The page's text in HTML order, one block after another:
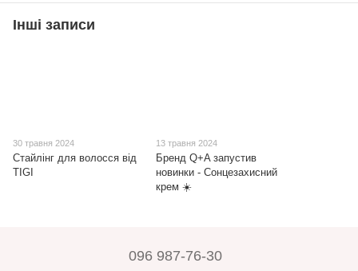
Інші записи
30 травня 2024
Стайлінг для волосся від
TIGI
13 травня 2024
Бренд Q+A запустив
новинки - Сонцезахисний
крем ☀️
096 987-76-30